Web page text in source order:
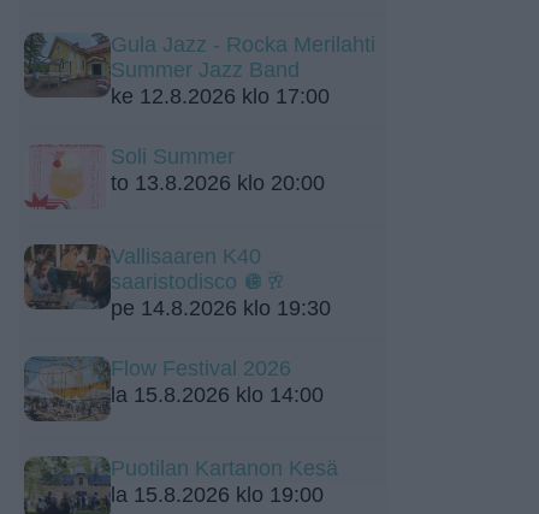
Gula Jazz - Rocka Merilahti
Summer Jazz Band
ke 12.8.2026 klo 17:00
Soli Summer
to 13.8.2026 klo 20:00
Vallisaaren K40
saaristodisco 🪩🥂
pe 14.8.2026 klo 19:30
Flow Festival 2026
la 15.8.2026 klo 14:00
Puotilan Kartanon Kesä
la 15.8.2026 klo 19:00